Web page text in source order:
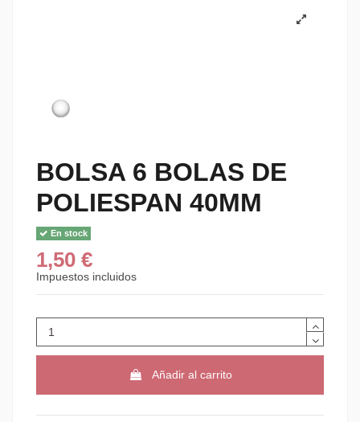
BOLSA 6 BOLAS DE
POLIESPAN 40MM
En stock
1,50 €
Impuestos incluidos
Añadir al carrito